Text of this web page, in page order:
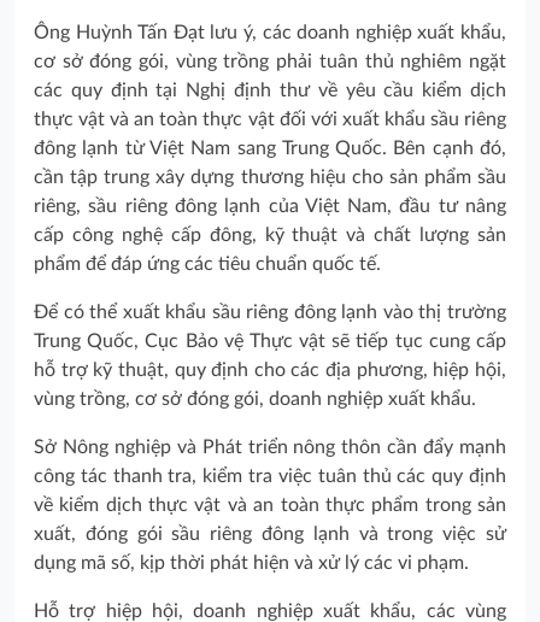
Ông Huỳnh Tấn Đạt lưu ý, các doanh nghiệp xuất khẩu,
cơ sở đóng gói, vùng trồng phải tuân thủ nghiêm ngặt
các quy định tại Nghị định thư về yêu cầu kiểm dịch
thực vật và an toàn thực vật đối với xuất khẩu sầu riêng
đông lạnh từ Việt Nam sang Trung Quốc. Bên cạnh đó,
cần tập trung xây dựng thương hiệu cho sản phẩm sầu
riêng, sầu riêng đông lạnh của Việt Nam, đầu tư nâng
cấp công nghệ cấp đông, kỹ thuật và chất lượng sản
phẩm để đáp ứng các tiêu chuẩn quốc tế.
Để có thể xuất khẩu sầu riêng đông lạnh vào thị trường
Trung Quốc, Cục Bảo vệ Thực vật sẽ tiếp tục cung cấp
hỗ trợ kỹ thuật, quy định cho các địa phương, hiệp hội,
vùng trồng, cơ sở đóng gói, doanh nghiệp xuất khẩu.
Sở Nông nghiệp và Phát triển nông thôn cần đẩy mạnh
công tác thanh tra, kiểm tra việc tuân thủ các quy định
về kiểm dịch thực vật và an toàn thực phẩm trong sản
xuất, đóng gói sầu riêng đông lạnh và trong việc sử
dụng mã số, kịp thời phát hiện và xử lý các vi phạm.
Hỗ trợ hiệp hội, doanh nghiệp xuất khẩu, các vùng